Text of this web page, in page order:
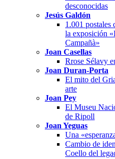
desconocidas
Jesús Galdón
1.001 postales
la exposición
Campañà»
Joan Casellas
Rrose Sélavy
Joan Duran-Porta
El mito del
arte
Joan Pey
El Museu
de Ripoll
Joan Yeguas
Una
Cambio de
Coello del